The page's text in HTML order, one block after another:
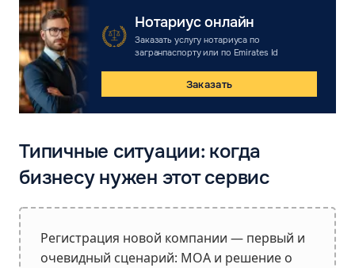
Нотариус онлайн
Заказать услугу нотариуса по
загранпаспорту или по Emirates Id
Заказать
Типичные ситуации: когда
бизнесу нужен этот сервис
Регистрация новой компании — первый и
очевидный сценарий: MOA и решение о